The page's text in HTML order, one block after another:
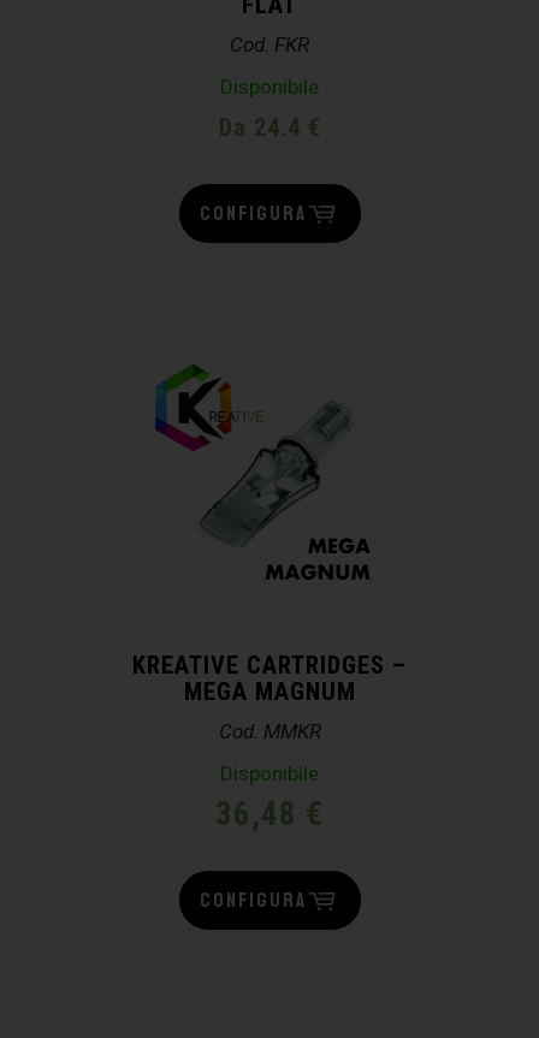
Cod. FKR
Disponibile
Da 24.4 €
CONFIGURA
KREATIVE CARTRIDGES –
MEGA MAGNUM
Cod. MMKR
Disponibile
36,48 €
CONFIGURA